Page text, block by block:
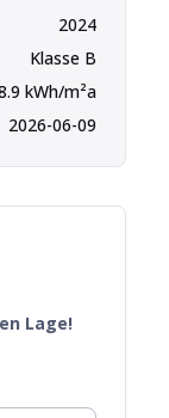
2024
Klasse B
kWh/m²a
2026-06-09
Lage!